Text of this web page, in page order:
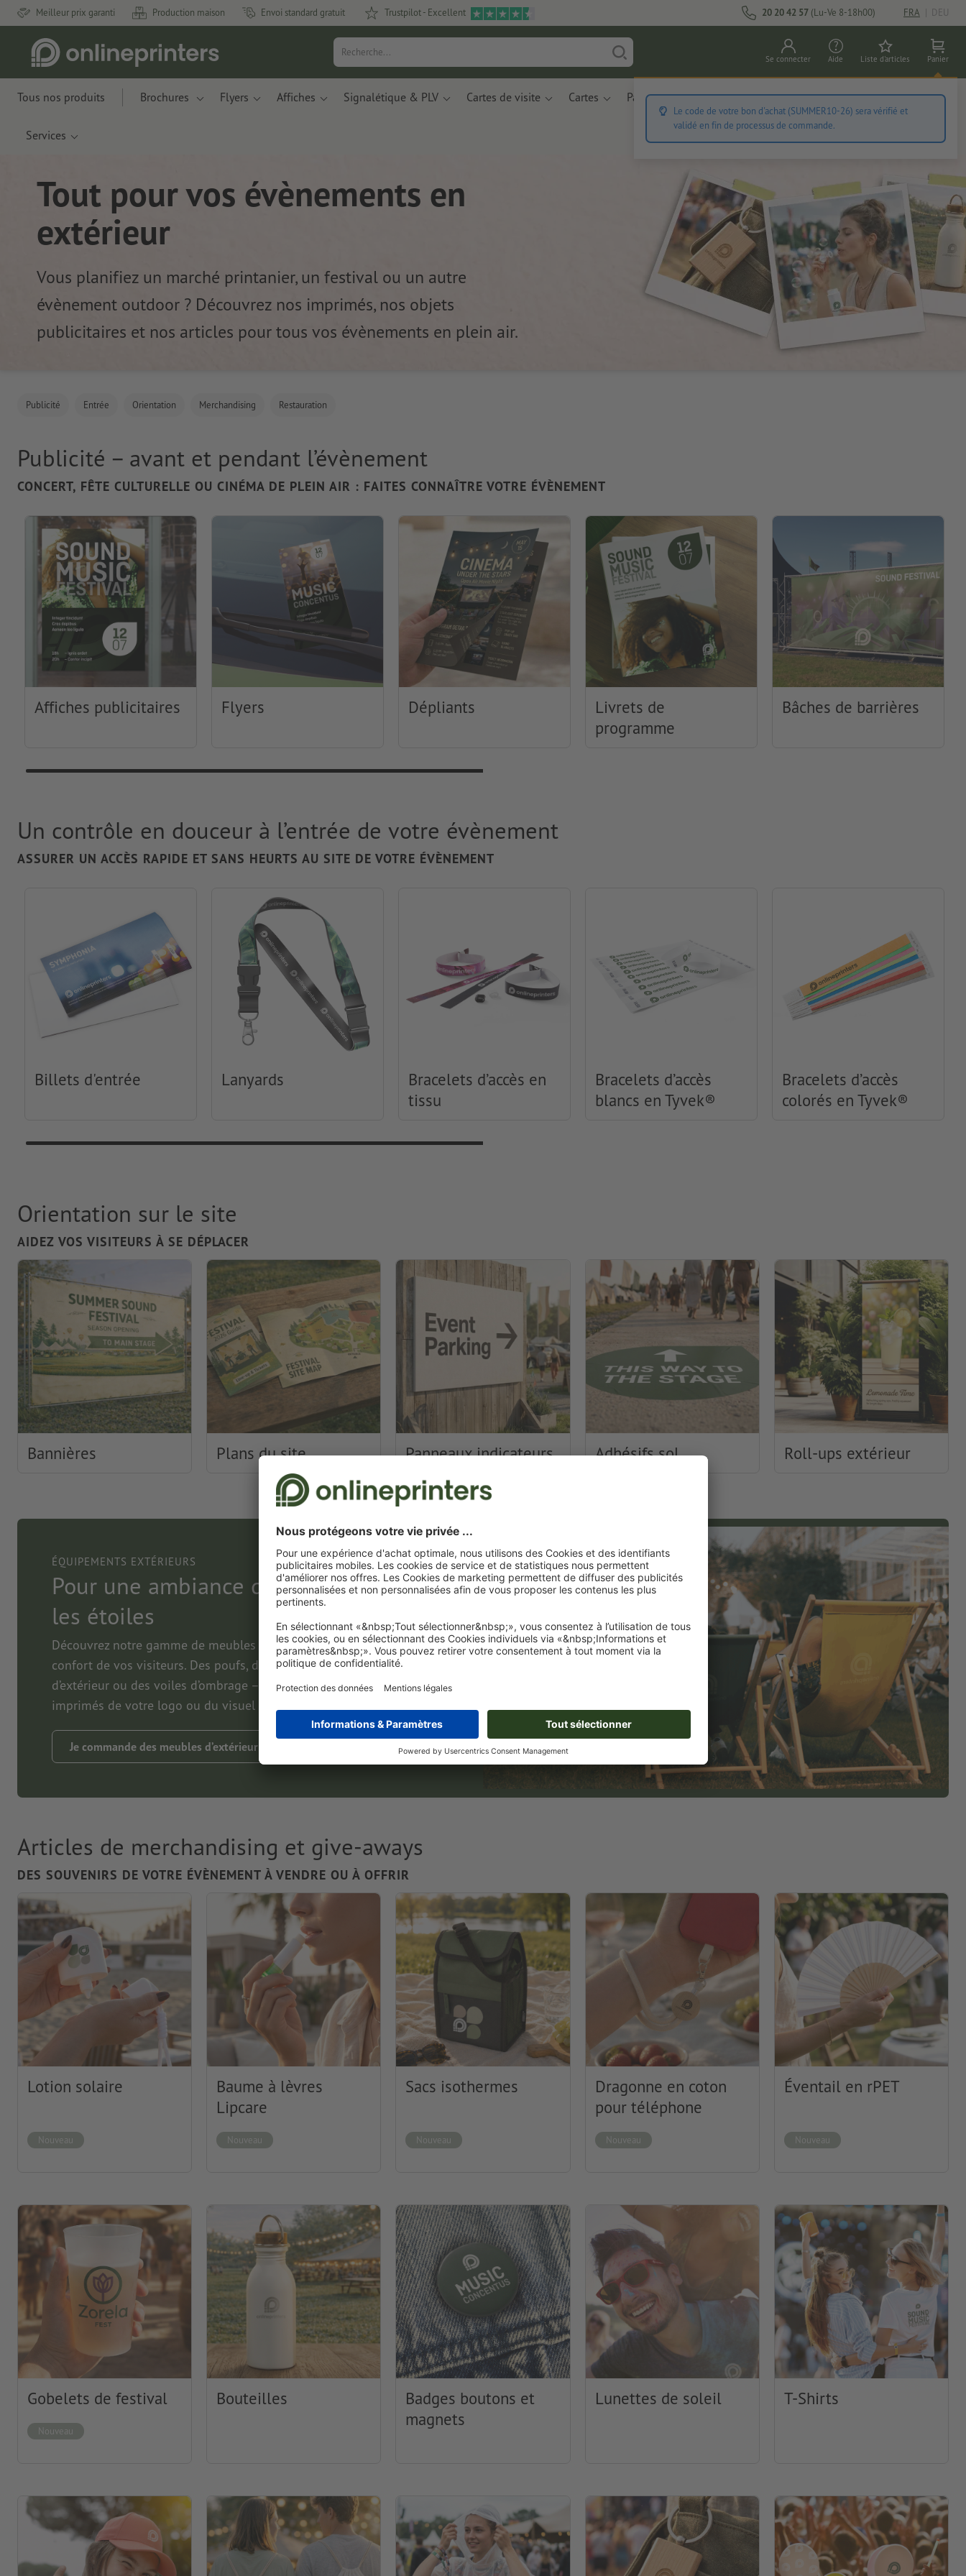
Meilleur prix garanti Production maison Envoi standard gratuit Trustpilot - Excellent 20 20 42 57 (Lu-Ve 8-18h00) FRA | DEU
Se connecter Aide Liste d'articles Panier
Tous nos produits Brochures Flyers Affiches Signalétique & PLV Cartes de visite Cartes Papeterie Autocollants Articles publicitaires
Services
Tout pour vos évènements en
extérieur
Vous planifiez un marché printanier, un festival ou un autre
évènement outdoor ? Découvrez nos imprimés, nos objets
publicitaires et nos articles pour tous vos évènements en plein air.
Publicité Entrée Orientation Merchandising Restauration
Publicité – avant et pendant l’évènement
CONCERT, FÊTE CULTURELLE OU CINÉMA DE PLEIN AIR : FAITES CONNAÎTRE VOTRE ÉVÈNEMENT
Affiches publicitaires Flyers Dépliants
Livrets de
programme
Bâches de barrières
Un contrôle en douceur à l’entrée de votre évènement
ASSURER UN ACCÈS RAPIDE ET SANS HEURTS AU SITE DE VOTRE ÉVÈNEMENT
Billets d'entrée Lanyards
Bracelets d’accès en
tissu
Bracelets d’accès
blancs en Tyvek®
Bracelets d’accès
colorés en Tyvek®
Orientation sur le site
AIDEZ VOS VISITEURS À SE DÉPLACER
Bannières Plans du site Panneaux indicateurs Adhésifs sol Roll-ups extérieur
ÉQUIPEMENTS EXTÉRIEURS
Pour une ambiance décontractée sous
les étoiles
Découvrez notre gamme de meubles d’extérieur pour le plus grand
confort de vos visiteurs. Des poufs, des chaises longues, des coussins
d’extérieur ou des voiles d’ombrage – résistants aux intempéries et
imprimés de votre logo ou du visuel de votre évènement.
Je commande des meubles d’extérieur
Articles de merchandising et give-aways
DES SOUVENIRS DE VOTRE ÉVÈNEMENT À VENDRE OU À OFFRIR
Lotion solaire
Nouveau
Baume à lèvres
Lipcare
Nouveau
Sacs isothermes
Nouveau
Dragonne en coton
pour téléphone
Nouveau
Éventail en rPET
Nouveau
Gobelets de festival
Nouveau
Bouteilles
Badges boutons et
magnets
Lunettes de soleil T-Shirts